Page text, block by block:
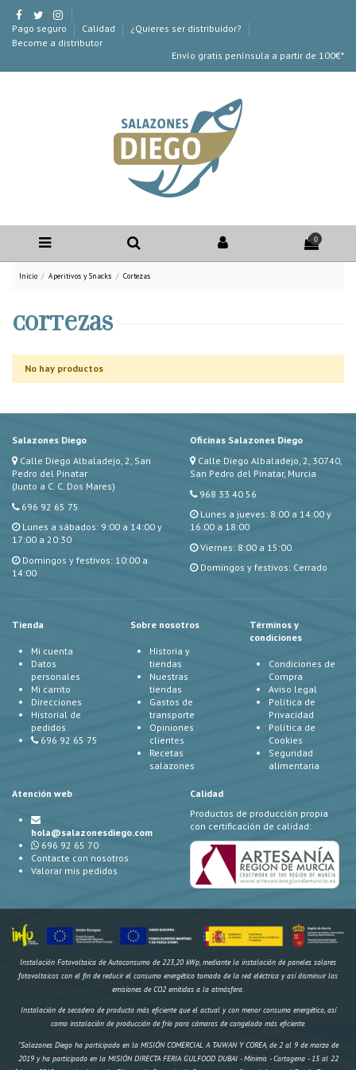
Pago seguro Calidad
¿Quieres ser distribuidor?
Become a distributor
Envío gratis península a partir de 100€*
0
Inicio Aperitivos y Snacks Cortezas
Cortezas
No hay productos
Salazones Diego
Calle Diego Albaladejo, 2, San
Pedro del Pinatar
(Junto a C. C. Dos Mares)
696 92 65 75
Lunes a sábados: 9:00 a 14:00 y
17:00 a 20:30
Domingos y festivos: 10:00 a
14:00
Oficinas Salazones Diego
Calle Diego Albaladejo, 2, 30740,
San Pedro del Pinatar, Murcia
968 33 40 56
Lunes a jueves: 8:00 a 14:00 y
16:00 a 18:00
Viernes: 8:00 a 15:00
Domingos y festivos: Cerrado
Tienda
Mi cuenta
Datos
personales
Mi carrito
Direcciones
Historial de
pedidos
696 92 65 75
Sobre nosotros
Historia y
tiendas
Nuestras
tiendas
Gastos de
transporte
Opiniones
clientes
Recetas
salazones
Términos y
condiciones
Condiciones de
Compra
Aviso legal
Política de
Privacidad
Política de
Cookies
Seguridad
alimentaria
Atención web
hola@salazonesdiego.com
696 92 65 70
Contacte con nosotros
Valorar mis pedidos
Calidad
Productos de producción propia
con certificación de calidad:
Instalación Fotovoltaica de Autoconsumo de 223,20 kWp, mediante la instalación de paneles solares
fotovoltaicos con el fin de reducir el consumo energético tomado de la red eléctrica y así disminuir las
emisiones de CO2 emitidas a la atmósfera.
Instalación de secadero de producto más eficiente que el actual y con menor consumo energético, así
como instalación de producción de frío para cámaras de congelado más eficiente.
"Salazones Diego ha participado en la MISIÓN COMERCIAL A TAIWAN Y COREA, de 2 al 9 de marzo de
2019 y ha participado en la MISIÓN DIRECTA FERIA GULFOOD DUBAI - Mínimis - Cartagena - 15 al 22